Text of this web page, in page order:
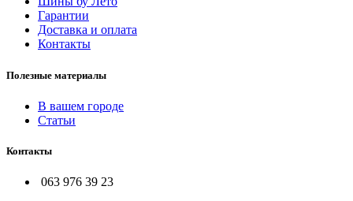
Гарантии
Доставка и оплата
Контакты
Полезные материалы
В вашем городе
Статьи
Контакты
063 976 39 23